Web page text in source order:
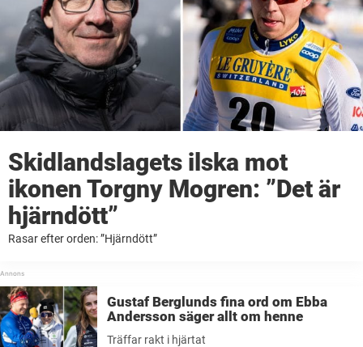
Skidlandslagets ilska mot
ikonen Torgny Mogren: ”Det är
hjärndött”
Rasar efter orden: ”Hjärndött”
Gustaf Berglunds fina ord om Ebba
Andersson säger allt om henne
Träffar rakt i hjärtat